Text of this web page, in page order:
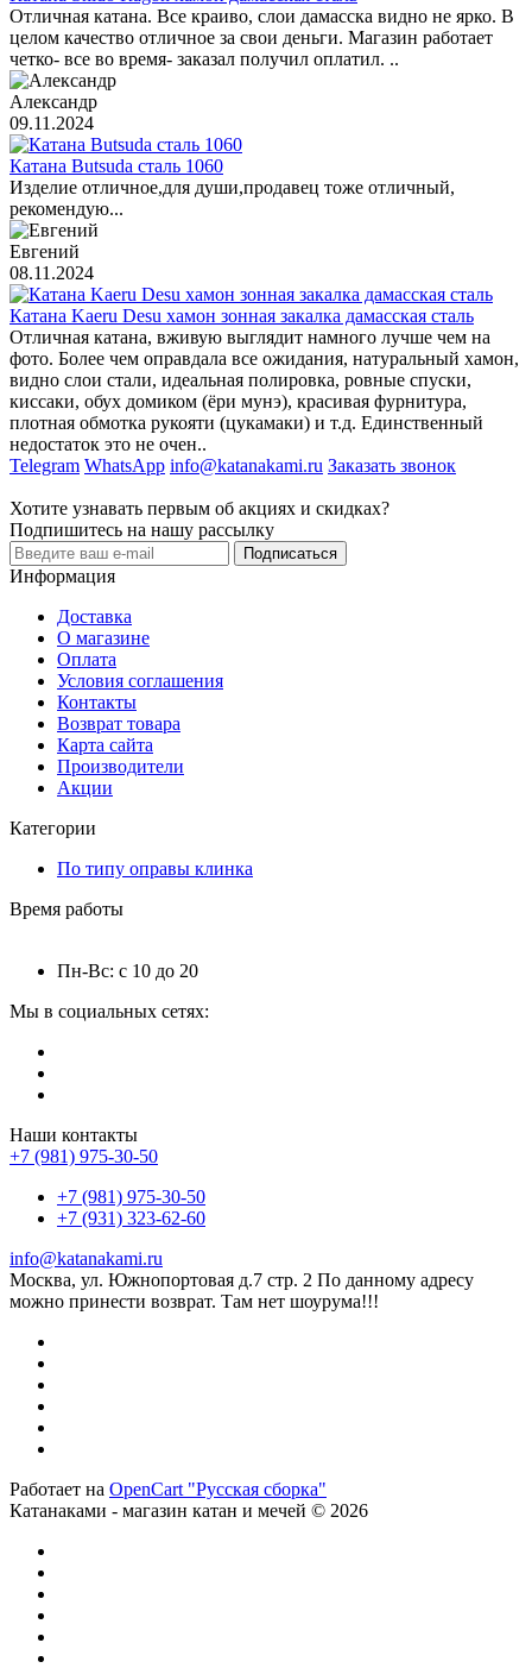
Отличная катана. Все краиво, слои дамасска видно не ярко. В
целом качество отличное за свои деньги. Магазин работает
четко- все во время- заказал получил оплатил. ..
Александр
09.11.2024
Катана Butsuda сталь 1060
Изделие отличное,для души,продавец тоже отличный,
рекомендую...
Евгений
08.11.2024
Катана Kaeru Desu хамон зонная закалка дамасская сталь
Отличная катана, вживую выглядит намного лучше чем на
фото. Более чем оправдала все ожидания, натуральный хамон,
видно слои стали, идеальная полировка, ровные спуски,
киссаки, обух домиком (ёри мунэ), красивая фурнитура,
плотная обмотка рукояти (цукамаки) и т.д. Единственный
недостаток это не очен..
Telegram WhatsApp info@katanakami.ru Заказать звонок
Хотите узнавать первым об акциях и скидках?
Подпишитесь на нашу рассылку
Подписаться
Информация
Доставка
О магазине
Оплата
Условия соглашения
Контакты
Возврат товара
Карта сайта
Производители
Акции
Категории
По типу оправы клинка
Время работы
Пн-Вс: с 10 до 20
Мы в социальных сетях:
Наши контакты
+7 (981) 975-30-50
+7 (981) 975-30-50
+7 (931) 323-62-60
info@katanakami.ru
Москва, ул. Южнопортовая д.7 стр. 2 По данному адресу
можно принести возврат. Там нет шоурума!!!
Работает на OpenCart "Русская сборка"
Катанаками - магазин катан и мечей © 2026